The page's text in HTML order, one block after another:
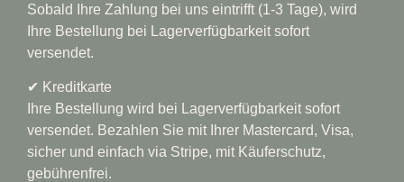
Sobald Ihre Zahlung bei uns eintrifft (1-3 Tage), wird
Ihre Bestellung bei Lagerverfügbarkeit sofort
versendet.
✔︎ Kreditkarte
Ihre Bestellung wird bei Lagerverfügbarkeit sofort
versendet. Bezahlen Sie mit Ihrer Mastercard, Visa,
sicher und einfach via Stripe, mit Käuferschutz,
gebührenfrei.